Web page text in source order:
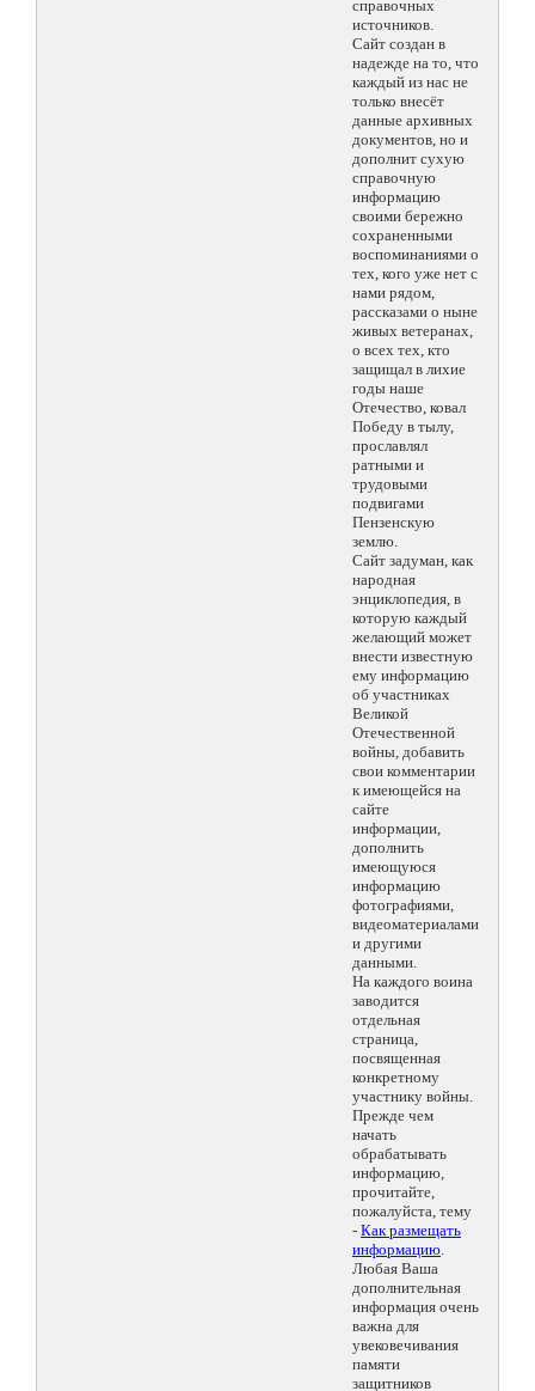
справочных
источников.
Сайт создан в
надежде на то, что
каждый из нас не
только внесёт
данные архивных
документов, но и
дополнит сухую
справочную
информацию
своими бережно
сохраненными
воспоминаниями о
тех, кого уже нет с
нами рядом,
рассказами о ныне
живых ветеранах,
о всех тех, кто
защищал в лихие
годы наше
Отечество, ковал
Победу в тылу,
прославлял
ратными и
трудовыми
подвигами
Пензенскую
землю.
Сайт задуман, как
народная
энциклопедия, в
которую каждый
желающий может
внести известную
ему информацию
об участниках
Великой
Отечественной
войны, добавить
свои комментарии
к имеющейся на
сайте
информации,
дополнить
имеющуюся
информацию
фотографиями,
видеоматериалами
и другими
данными.
На каждого воина
заводится
отдельная
страница,
посвященная
конкретному
участнику войны.
Прежде чем
начать
обрабатывать
информацию,
прочитайте,
пожалуйста, тему
- Как размещать
информацию.
Любая Ваша
дополнительная
информация очень
важна для
увековечивания
памяти
защитников